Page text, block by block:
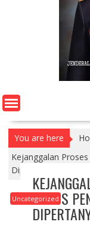
You are here
Kejanggalan
Dipertanyakan
Uncategorized
KASUS